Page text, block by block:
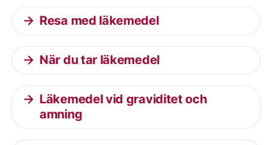
Resa med läkemedel
När du tar läkemedel
Läkemedel vid graviditet och
amning